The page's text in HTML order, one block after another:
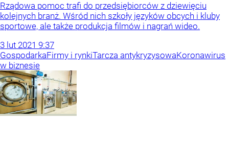
Rządowa pomoc trafi do przedsiębiorców z dziewięciu
kolejnych branż. Wśród nich szkoły języków obcych i kluby
sportowe, ale także produkcja filmów i nagrań wideo.
3 lut 2021 9:37
GospodarkaFirmy i rynkiTarcza antykryzysowaKoronawirus
w biznesie